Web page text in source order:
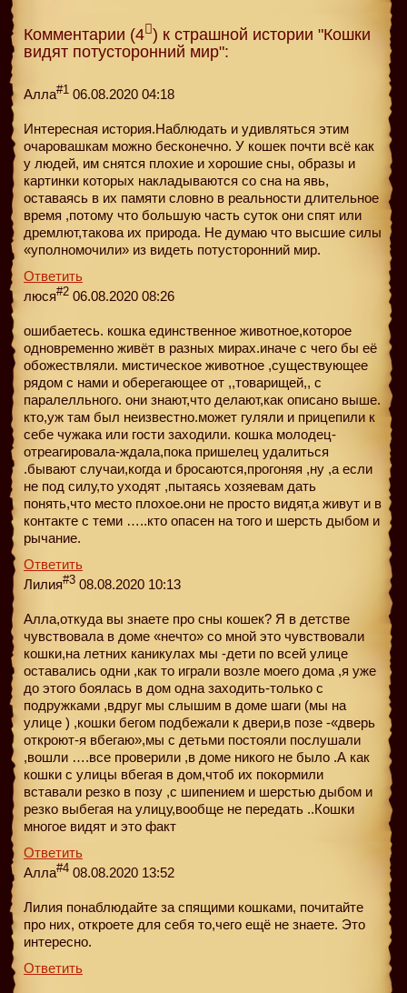
Комментарии (4 ) к страшной истории "Кошки
видят потусторонний мир":
Алла#1 06.08.2020 04:18
Интересная история.Наблюдать и удивляться этим
очаровашкам можно бесконечно. У кошек почти всё как
у людей, им снятся плохие и хорошие сны, образы и
картинки которых накладываются со сна на явь,
оставаясь в их памяти словно в реальности длительное
время ,потому что большую часть суток они спят или
дремлют,такова их природа. Не думаю что высшие силы
«уполномочили» из видеть потусторонний мир.
Ответить
люся#2 06.08.2020 08:26
ошибаетесь. кошка единственное животное,которое
одновременно живёт в разных мирах.иначе с чего бы её
обожествляли. мистическое животное ,существующее
рядом с нами и оберегающее от ,,товарищей,, с
паралелльного. они знают,что делают,как описано выше.
кто,уж там был неизвестно.может гуляли и прицепили к
себе чужака или гости заходили. кошка молодец-
отреагировала-ждала,пока пришелец удалиться
.бывают случаи,когда и бросаются,прогоняя ,ну ,а если
не под силу,то уходят ,пытаясь хозяевам дать
понять,что место плохое.они не просто видят,а живут и в
контакте с теми …..кто опасен на того и шерсть дыбом и
рычание.
Ответить
Лилия#3 08.08.2020 10:13
Алла,откуда вы знаете про сны кошек? Я в детстве
чувствовала в доме «нечто» со мной это чувствовали
кошки,на летних каникулах мы -дети по всей улице
оставались одни ,как то играли возле моего дома ,я уже
до этого боялась в дом одна заходить-только с
подружками ,вдруг мы слышим в доме шаги (мы на
улице ) ,кошки бегом подбежали к двери,в позе -«дверь
откроют-я вбегаю»,мы с детьми постояли послушали
,вошли ….все проверили ,в доме никого не было .А как
кошки с улицы вбегая в дом,чтоб их покормили
вставали резко в позу ,с шипением и шерстью дыбом и
резко выбегая на улицу,вообще не передать ..Кошки
многое видят и это факт
Ответить
Алла#4 08.08.2020 13:52
Лилия понаблюдайте за спящими кошками, почитайте
про них, откроете для себя то,чего ещё не знаете. Это
интересно.
Ответить